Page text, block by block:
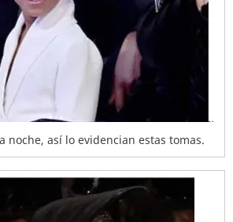
noche, así lo evidencian estas tomas.